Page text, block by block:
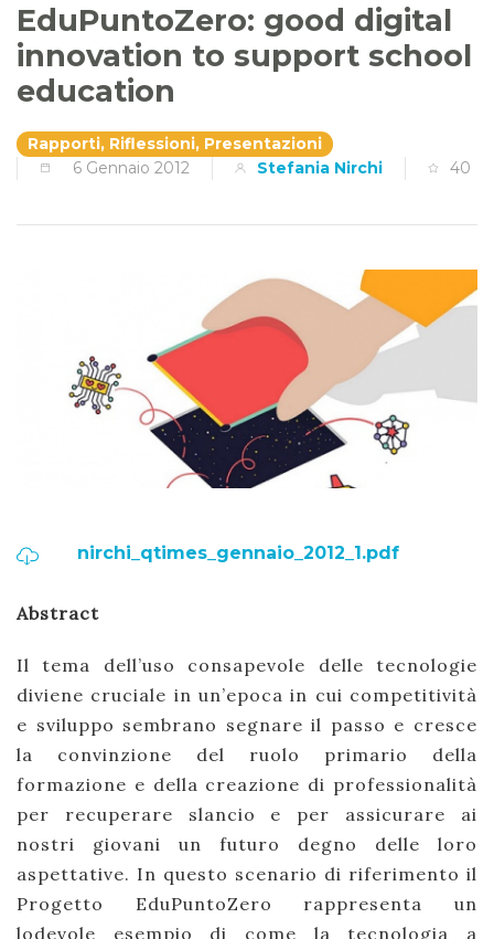
EduPuntoZero: good digital
innovation to support school
education
Rapporti, Riflessioni, Presentazioni
6 Gennaio 2012
Stefania Nirchi 40
nirchi_qtimes_gennaio_2012_1.pdf
Abstract
Il tema dell’uso consapevole delle tecnologie
diviene cruciale in un’epoca in cui competitività
e sviluppo sembrano segnare il passo e cresce
la convinzione del ruolo primario della
formazione e della creazione di professionalità
per recuperare slancio e per assicurare ai
nostri giovani un futuro degno delle loro
aspettative. In questo scenario di riferimento il
Progetto EduPuntoZero rappresenta un
lodevole esempio di come la tecnologia a